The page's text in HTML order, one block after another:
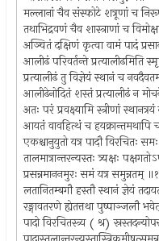
मल्लानां चैव संस्फोटे शत्रूणां च
तथाभिद्रवणं चैव शास्त्राणां च
अञ्चितं दक्षिणं कृत्वा वामं पादं
आलीढं परिवर्तन्ते प्रत्यालीढमिति
प्रत्यालीढं तु विज्ञेयं स्थानं च
आलीढेनोदितं शस्तं प्रत्यालीढं न
अतः परं प्रवक्ष्यामि स्त्रीणां
आयतं वावहित्थं च हयक्रान्तमथापि
एकश्चानुयुतो यत्र पादौ विरचितः
तालमात्रान्तरन्यस्तः त्र्यक्षः
प्रसन्नमाननमुरः समं यत्र समुन्नतम्
लतानितम्बगौ हस्तौ स्थानं ज्ञेयं
रङ्गावतरणे ह्येतत्तथा पुष्पाञ्जलौ
पादो विरचितस्त्र्य ( श्र)